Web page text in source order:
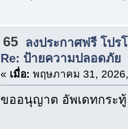
65 ลงประกาศฟรี โป
Re: ป้ายความปลอดภัย
« เมื่อ: พฤษภาคม 31,
ขออนุญาต อัพเดทกระทู้